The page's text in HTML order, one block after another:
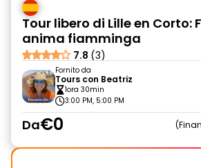
Tour libero di Lille en Corto:
anima fiamminga
7.8 (3)
Fornito da
Tours con Beatriz
1ora 30min
3:00 PM, 5:00 PM
Da€0